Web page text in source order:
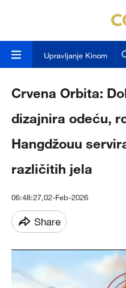
Upravljanje Kinom
Crvena Orbita:
dizajnira odeću,
Hangdžouu
različitih jela
06:48:27,02-Feb-2026
Share